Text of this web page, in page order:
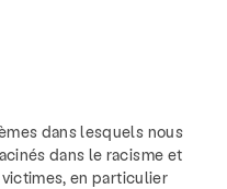
dans lesquels nous
dans le racisme et
en particulier